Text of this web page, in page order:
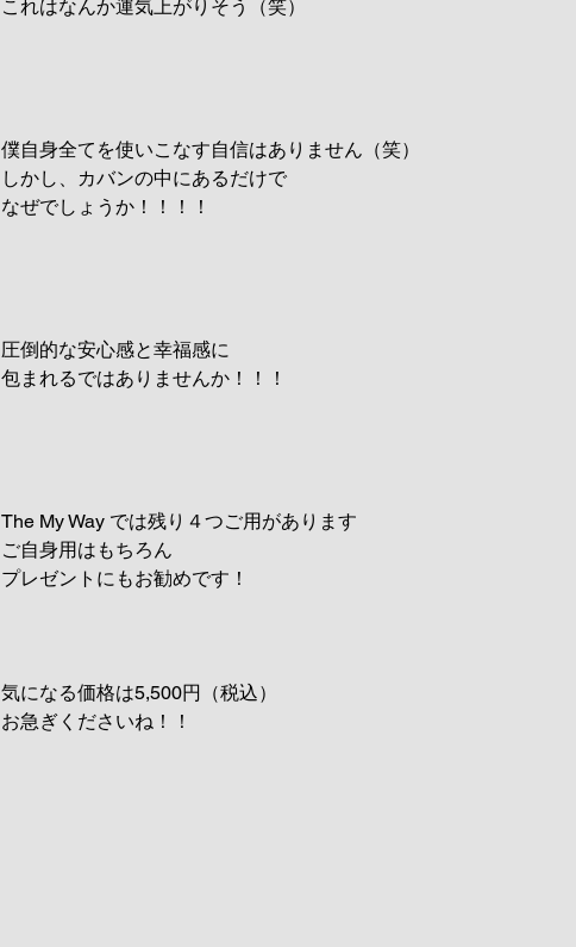
これはなんか運気上がりそう（笑）
僕自身全てを使いこなす自信はありません（笑）
しかし、カバンの中にあるだけで
なぜでしょうか！！！！
圧倒的な安心感と幸福感に
包まれるではありませんか！！！
The My Way では残り４つご用があります
ご自身用はもちろん
プレゼントにもお勧めです！
気になる価格は5,500円（税込）
お急ぎくださいね！！